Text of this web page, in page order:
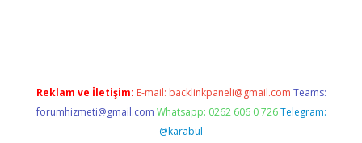
Reklam ve İletişim: E-mail: backlinkpaneli@gmail.com Teams:
forumhizmeti@gmail.com Whatsapp: 0262 606 0 726 Telegram:
@karabul